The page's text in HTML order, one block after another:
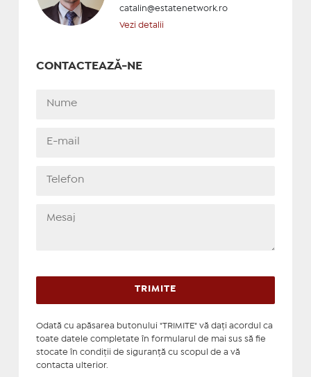
catalin@estatenetwork.ro
Vezi detalii
CONTACTEAZĂ-NE
Odată cu apăsarea butonului "TRIMITE" vă daţi acordul ca
toate datele completate în formularul de mai sus să fie
stocate în condiţii de siguranţă cu scopul de a vă
contacta ulterior.